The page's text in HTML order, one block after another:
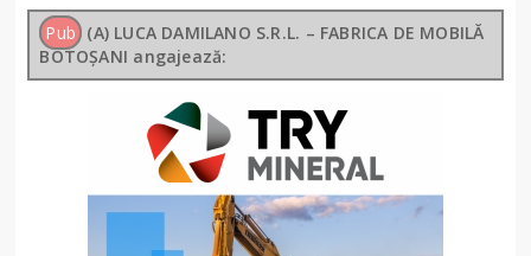
Pub (A) LUCA DAMILANO S.R.L. – FABRICA DE MOBILĂ
BOTOȘANI angajează: